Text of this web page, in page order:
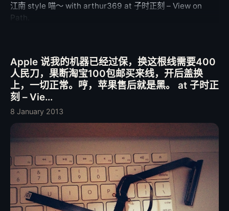
江南 style 喵〜 with arthur369 at 子时正刻 – View on
Path.
Apple 说我的机器已经过保，换这根线需要400
人民刀，果断淘宝100包邮买来线，开后盖换
上，一切正常。哼，苹果售后就是黑。 at 子时正
刻 – Vie...
8 January 2013